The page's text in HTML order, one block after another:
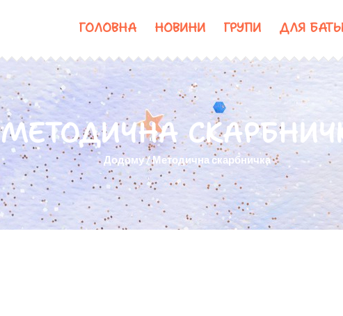
ГОЛОВНА НОВИНИ ГРУПИ ДЛЯ
МЕТОДИЧНА
Додому/Методична скарбничка